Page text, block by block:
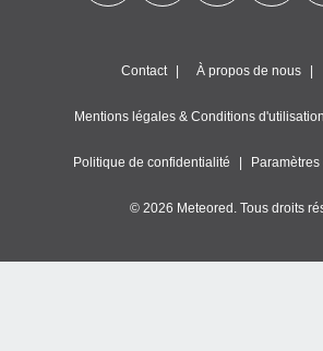
Contact À propos de nous
Mentions légales & Conditions d'utilisation
Politique de confidentialité
© 2026 Meteored. Tous droits